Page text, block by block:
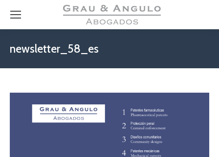
newsletter_58_es